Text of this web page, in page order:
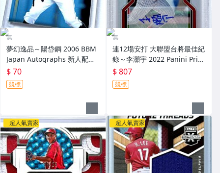
無
夢幻逸品～陽岱鋼 2006 BBM
Japan Autographs 新人配布
簽名卡 加蓋BBM鋼印 RC～
$ 70
競標
無
連12場安打 大聯盟台將最佳紀
錄～李灝宇 2022 Panini Priz
m Draft Picks 亮面新人簽名鑑
定卡 RC PSA 9～
$ 807
競標
超人氣賣家 超人氣賣家